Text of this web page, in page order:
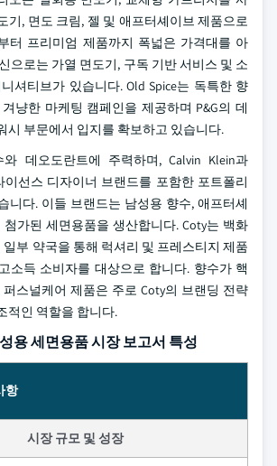
기, 면도 크림, 젤 및 애프터셰이브 제품으로
터 프리미엄 제품까지 폭넓은 가격대를 아
으로는 가열 면도기, 구독 기반 서비스 및 소
셔티브가 있습니다. Old Spice는 독특한 향
냥한 마케팅 캠페인을 제공하며 P&G의 데
시 부문에서 입지를 확보하고 있습니다.
데오도란트에 주력하며, Calvin Klein과
이선스 디자이너 브랜드를 포함한 포트폴리
니다. 이들 브랜드는 남성용 향수, 애프터셰
가된 세면용품을 생산합니다. Coty는 백화
일부 약국을 통해 럭셔리 및 프레스티지 제품
소득 소비자를 대상으로 합니다. 향수가 핵
스널케어 제품은 주로 Coty의 브랜딩 전략
적인 역할을 합니다.
용 세면용품 시장 보고서 특성
항
시장 규모 및 성장